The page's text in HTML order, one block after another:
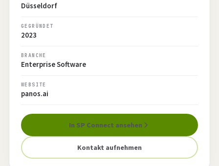
Düsseldorf
GEGRÜNDET
2023
BRANCHE
Enterprise Software
WEBSITE
panos.ai
In SP Connect ansehen
Kontakt aufnehmen